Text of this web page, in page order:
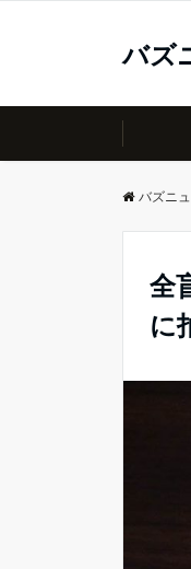
バズ
バズニ
全
に